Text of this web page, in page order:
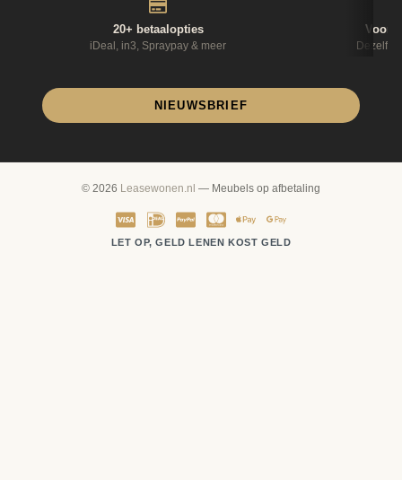
20+ betaalopties
iDeal, in3, Spraypay & meer
Voor
NIEUWSBRIEF
© 2026 Leasewonen.nl — Meubels op afbetaling
LET OP, GELD LENEN KOST GELD